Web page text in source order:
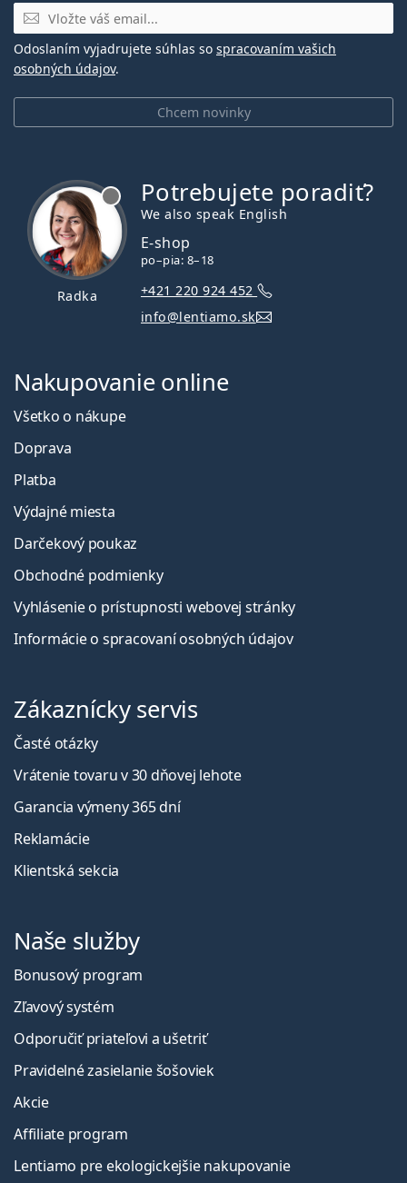
E-mail
Chcem novinky
Odoslaním vyjadrujete súhlas so spracovaním vašich
osobných údajov.
Radka
Potrebujete poradiť?
We also speak English
E-shop
po–pia: 8–18
+421 220 924 452
info@lentiamo.sk
Nakupovanie online
Všetko o nákupe
Doprava
Platba
Výdajné miesta
Darčekový poukaz
Obchodné podmienky
Vyhlásenie o prístupnosti webovej stránky
Informácie o spracovaní osobných údajov
Zákaznícky servis
Časté otázky
Vrátenie tovaru v 30 dňovej lehote
Garancia výmeny 365 dní
Reklamácie
Klientská sekcia
Naše služby
Bonusový program
Zľavový systém
Odporučiť priateľovi a ušetriť
Pravidelné zasielanie šošoviek
Akcie
Affiliate program
Lentiamo pre ekologickejšie nakupovanie